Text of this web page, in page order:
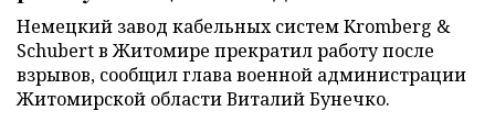
Немецкий завод кабельных систем Kromberg &
Schubert в Житомире прекратил работу после
взрывов, сообщил глава военной администрации
Житомирской области Виталий Бунечко.